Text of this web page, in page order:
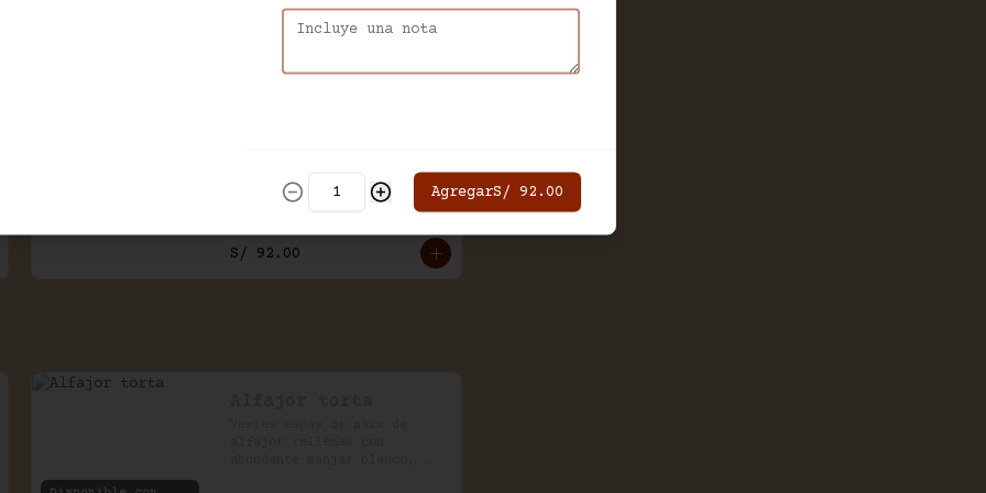
casero. Viene acompañado de
salsa de chocolate.
vainilla, mousse y decorado
con manjar. Viene acompañado
de salsa inglesa.
S/ 92.00
AgregarS/ 92.00